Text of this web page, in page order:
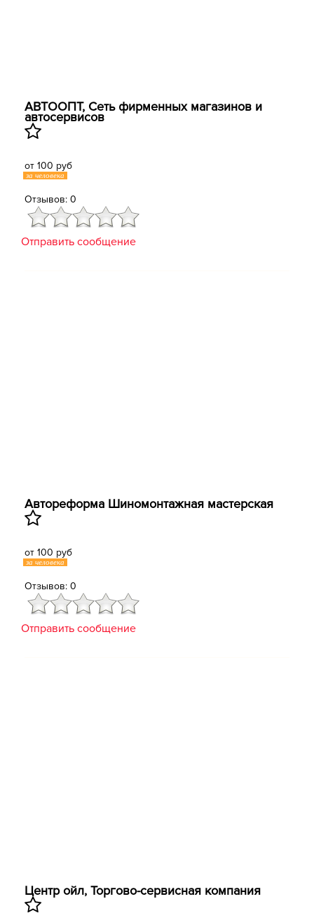
АВТООПТ, Сеть фирменных магазинов и
автосервисов
от 100 руб
за человека
Отзывов: 0
Отправить сообщение
Автореформа ​Шиномонтажная мастерская
от 100 руб
за человека
Отзывов: 0
Отправить сообщение
Центр ойл, ​Торгово-сервисная компания